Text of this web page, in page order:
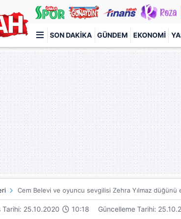
SON DAKIKA GÜNDEM EKONOMI
haber sitesi
Cem Belevi ve oyuncu sevgilisi Zehra Yılmaz düğünü
Tarihi: 25.10.2020 10:18 Güncelleme Tarihi: